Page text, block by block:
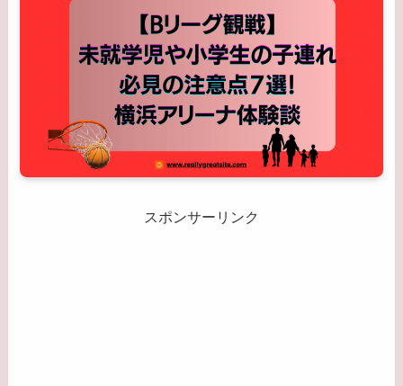
スポンサーリンク